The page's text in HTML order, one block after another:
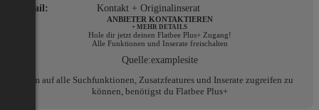
E-Mail:
Kontakt + Originalinserat
ANBIETER KONTAKTIEREN
+ MEHR DETAILS
Hole dir jetzt deinen Flatbee Plus+ Zugang!
Alle Funktionen und Inserate freischalten
Quelle:examplesite
Um auf alle Suchfunktionen, Zusatzfeatures und Inserate zugreifen zu
können, benötigst du Flatbee Plus+